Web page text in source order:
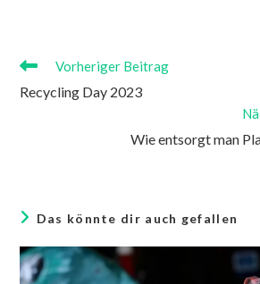
Vorheriger Beitrag
Recycling Day 2023
Wie entsorgt man
Das könnte dir auch gefallen